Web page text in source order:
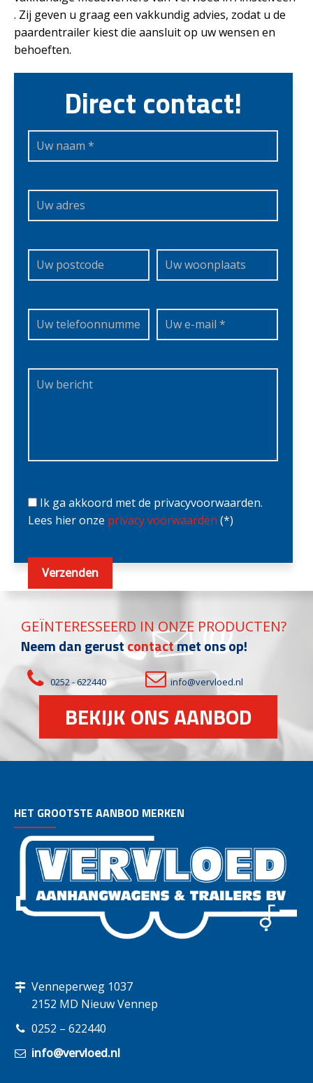
. Zij geven u graag een vakkundig advies, zodat u de
paardentrailer kiest die aansluit op uw wensen en
behoeften.
Direct contact!
Ik ga akkoord met de privacyvoorwaarden.
Lees hier onze privacy voorwaarden (*)
GEÏNTERESSEERD IN ONZE PRODUCTEN?
Neem dan gerustcontactmet ons op!
0252 - 622440 info@vervloed.nl
BEKIJK ONS AANBOD
HET GROOTSTE AANBOD MERKEN
Venneperweg 1037
2152 MD Nieuw Vennep
0252 – 622440
info@vervloed.nl